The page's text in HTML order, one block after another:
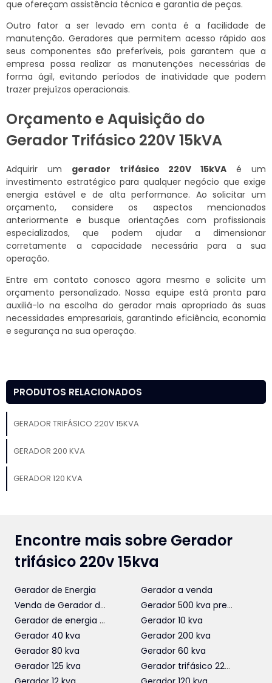
que ofereçam assistência técnica e garantia de peças.
Outro fator a ser levado em conta é a facilidade de
manutenção. Geradores que permitem acesso rápido aos
seus componentes são preferíveis, pois garantem que a
empresa possa realizar as manutenções necessárias de
forma ágil, evitando períodos de inatividade que podem
trazer prejuízos operacionais.
Orçamento e Aquisição do
Gerador Trifásico 220V 15kVA
Adquirir um gerador trifásico 220V 15kVA é um
investimento estratégico para qualquer negócio que exige
energia estável e de alta performance. Ao solicitar um
orçamento, considere os aspectos mencionados
anteriormente e busque orientações com profissionais
especializados, que podem ajudar a dimensionar
corretamente a capacidade necessária para a sua
operação.
Entre em contato conosco agora mesmo e solicite um
orçamento personalizado. Nossa equipe está pronta para
auxiliá-lo na escolha do gerador mais apropriado às suas
necessidades empresariais, garantindo eficiência, economia
e segurança na sua operação.
PRODUTOS RELACIONADOS
GERADOR TRIFÁSICO 220V 15KVA
GERADOR 200 KVA
GERADOR 120 KVA
Encontre mais sobre Gerador
trifásico 220v 15kva
Gerador de Energia
Gerador a venda
Venda de Gerador de Energia
Gerador 500 kva preço
Gerador de energia 40 kva
Gerador 10 kva
Gerador 40 kva
Gerador 200 kva
Gerador 80 kva
Gerador 60 kva
Gerador 125 kva
Gerador trifásico 220v 15kva